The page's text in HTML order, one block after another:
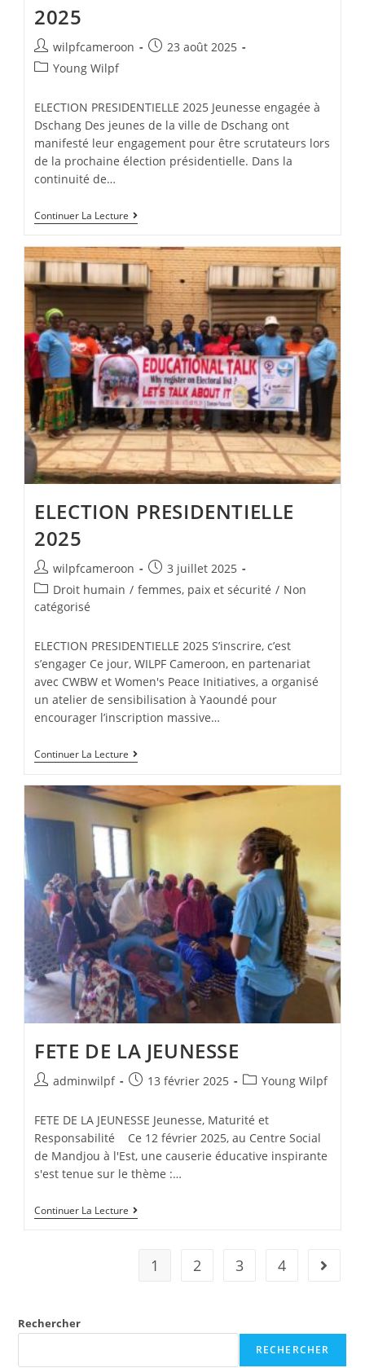
2025
wilpfcameroon
23 août 2025
Young Wilpf
ELECTION PRESIDENTIELLE 2025 Jeunesse engagée à
Dschang Des jeunes de la ville de Dschang ont
manifesté leur engagement pour être scrutateurs lors
de la prochaine élection présidentielle. Dans la
continuité de…
Continuer La Lecture
ELECTION PRESIDENTIELLE
2025
wilpfcameroon
3 juillet 2025
Droit humain / femmes, paix et sécurité / Non
catégorisé
ELECTION PRESIDENTIELLE 2025 S’inscrire, c’est
s’engager Ce jour, WILPF Cameroon, en partenariat
avec CWBW et Women's Peace Initiatives, a organisé
un atelier de sensibilisation à Yaoundé pour
encourager l’inscription massive…
Continuer La Lecture
FETE DE LA JEUNESSE
adminwilpf 13 février 2025 Young Wilpf
FETE DE LA JEUNESSE Jeunesse, Maturité et
Responsabilité Ce 12 février 2025, au Centre Social
de Mandjou à l'Est, une causerie éducative inspirante
s'est tenue sur le thème :…
Continuer La Lecture
1 2 3 4
Rechercher
RECHERCHER